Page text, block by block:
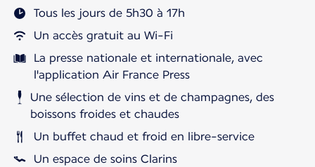
Tous les jours de 5h30 à 17h
Un accès gratuit au Wi-Fi
La presse nationale et internationale, avec
l'application Air France Press
Une sélection de vins et de champagnes, des
boissons froides et chaudes
Un buffet chaud et froid en libre-service
Un espace de soins Clarins